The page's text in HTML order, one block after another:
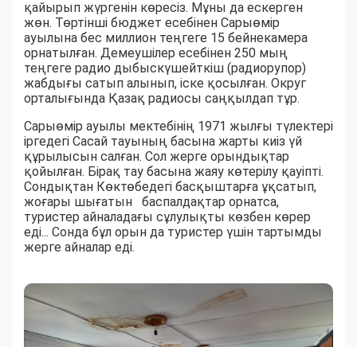
қайырып жүргенін көресіз. Мұны да ескерген
жөн. Төртінші бюджет есебінен Сарыөмір
ауылына бес миллион теңгеге 15 бейнекамера
орнатылған. Демеушілер есебінен 250 мың
теңгеге радио дыбыскүшейткіш (радиорупор)
жабдығы сатып алынып, іске қосылған. Округ
орталығында Қазақ радиосы саңқылдап тұр.
Сарыөмір ауылы мектебінің 1971 жылғы түлектері
іргедегі Сасай тауының басына жарты киіз үй
құрылысын салған. Сол жерге орындықтар
қойылған. Бірақ тау басына жаяу көтерілу қауіпті.
Сондықтан Көктөбедегі басқыштарға ұқсатып,
жоғары шығатын баспалдақтар орнатса,
туристер айналадағы сұлулықты көзбен көрер
еді... Сонда бұл орын да туристер үшін тартымды
жерге айналар еді.